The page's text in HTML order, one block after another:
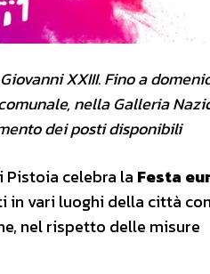
Giovanni XXIII. Fino a
nella Galleria
dei posti disponibili
Pistoia celebra la Festa
in vari luoghi della città
nel rispetto delle misure